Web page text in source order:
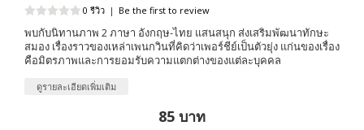
0 รีวิว | Be the first to review
พบกับนิทานภาพ 2 ภาษา อังกฤษ-ไทย แสนสนุก ส่งเสริมพัฒนาทักษะ
สมอง เรื่องราวของเหล่าเพนกวินที่คิดว่าเพอร์ชีย์เป็นตัวยุ่ง แก่นของเรื่อง
คือมิตรภาพและการยอมรับความแตกต่างของแต่ละบุคคล
ดูรายละเอียดเพิ่มเติม
85 บาท